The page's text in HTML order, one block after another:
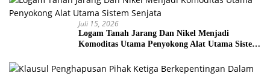
Juli 15, 2026
Logam Tanah Jarang Dan Nikel Menjadi
Komoditas Utama Penyokong Alat Utama Sistem